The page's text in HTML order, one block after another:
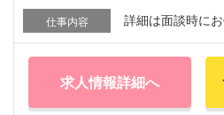
仕事内容 詳細は面談時に
求人情報詳細へ